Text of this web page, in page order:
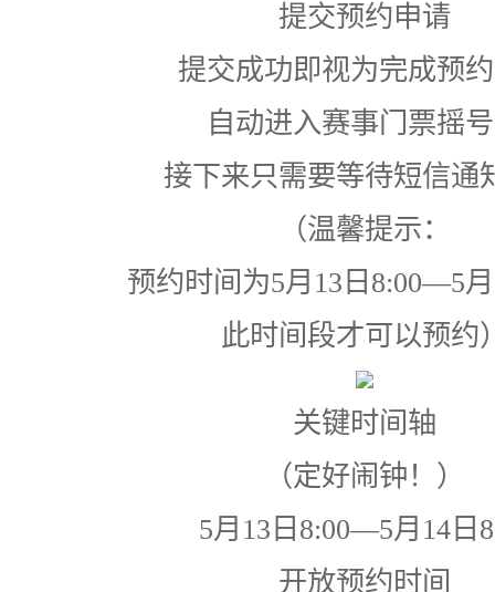
提交预约申请
提交成功即视为完成预
自动进入赛事门票摇
接下来只需要等待短信通
（温馨提示：
预约时间为5月13日8:00—5
此时间段才可以预约
关键时间轴
（定好闹钟！）
5月13日8:00—5月14日
开放预约时间